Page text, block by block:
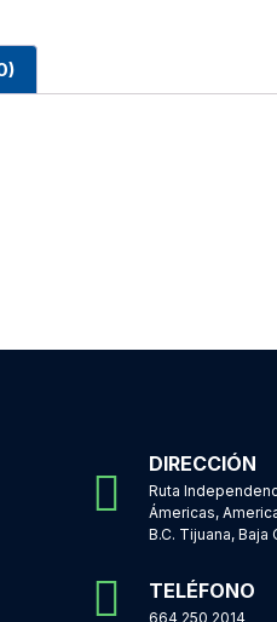
DIRECCIÓN
Ruta
Ámericas,
B.C. Tijuana, Baja
TELÉFONO
664 250 2014